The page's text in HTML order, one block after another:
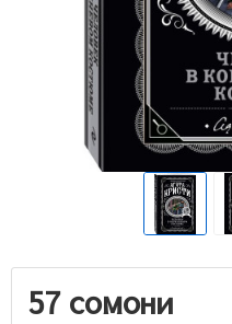
57 сомони